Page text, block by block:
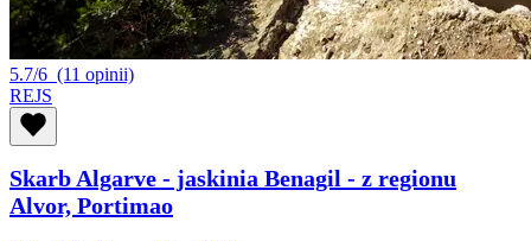
5.7/6 (11 opinii)
REJS
Skarb Algarve - jaskinia Benagil - z regionu
Alvor, Portimao